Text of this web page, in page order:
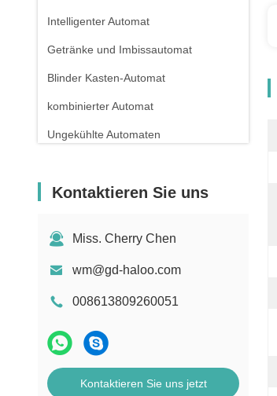
Intelligenter Automat
Getränke und Imbissautomat
Blinder Kasten-Automat
kombinierter Automat
Ungekühlte Automaten
Flüssiger reinigender Automat
Sex Toy Vending Machine
Nagelverkaufsautomaten
Kontaktieren Sie uns
Miss. Cherry Chen
wm@gd-haloo.com
008613809260051
Kontaktieren Sie uns jetzt